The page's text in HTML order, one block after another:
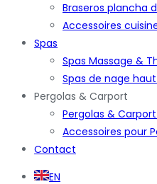
Braseros plancha
Accessoires
Spas
Spas Massage &
Spas de nage
Pergolas & Carport
Pergolas &
Accessoires pour
Contact
EN